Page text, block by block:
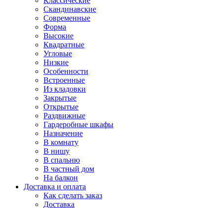
Скандинавские
Современные
Форма
Высокие
Квадратные
Угловые
Низкие
Особенности
Встроенные
Из кладовки
Закрытые
Открытые
Раздвижные
Гардеробные шкафы
Назначение
В комнату
В нишу
В спальню
В частный дом
На балкон
Доставка и оплата
Как сделать заказ
Доставка